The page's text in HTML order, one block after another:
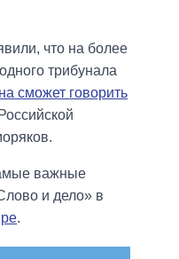
что на более
трибунала
сможет говорить
важные
и дело» в
.